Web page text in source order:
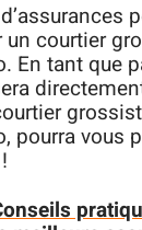
un courtier
En tant que
pourra vous